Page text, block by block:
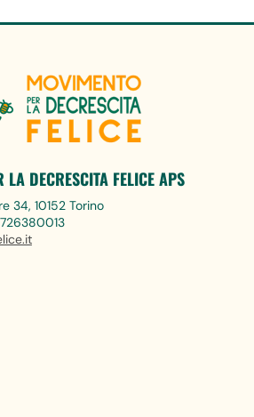
LA DECRESCITA FELICE APS
34, 10152 Torino